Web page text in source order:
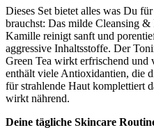
Dieses Set bietet alles was Du
brauchst: Das milde Cleansing
Kamille reinigt sanft und
aggressive Inhaltsstoffe. Der
Green Tea wirkt erfrischend und
enthält viele Antioxidantien, die
für strahlende Haut komplettiert
wirkt nährend.
Deine tägliche Skincare